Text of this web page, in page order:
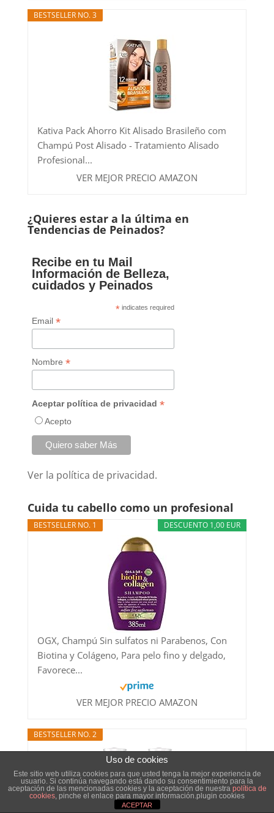
BESTSELLER NO. 3
Kativa Pack Ahorro Kit Alisado Brasileño com
Champú Post Alisado - Tratamiento Alisado
Profesional...
VER MEJOR PRECIO AMAZON
¿Quieres estar a la última en
Tendencias de Peinados?
Recibe en tu Mail
Información de Belleza,
cuidados y Peinados
* indicates required
Email*
Nombre*
Aceptar política de privacidad*
Acepto
Ver la política de privacidad.
Cuida tu cabello como un profesional
DESCUENTO 1,00 EUR
BESTSELLER NO. 1
OGX, Champú Sin sulfatos ni Parabenos, Con
Biotina y Colágeno, Para pelo fino y delgado,
Favorece...
VER MEJOR PRECIO AMAZON
BESTSELLER NO. 2
Uso de cookies
Este sitio web utiliza cookies para que usted tenga la mejor experiencia de
usuario. Si continúa navegando está dando su consentimiento para la
aceptación de las mencionadas cookies y la aceptación de nuestra política de
cookies, pinche el enlace para mayor información.plugin cookies
ACEPTAR